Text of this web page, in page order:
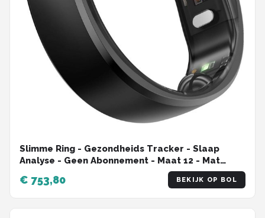
Slimme Ring - Gezondheids Tracker - Slaap
Analyse - Geen Abonnement - Maat 12 - Mat
€ 753,80 BEKIJK OP BOL